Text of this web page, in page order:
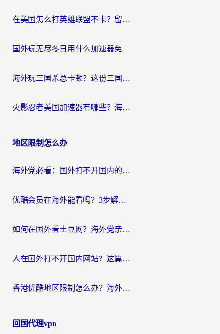
在美国怎么打英雄联盟不卡？留学生亲测的国服游戏加速全攻略
国外玩无尽冬日用什么加速器免费？海外党国服游戏加速避坑指南
海外玩三国杀总卡顿？这份三国杀游戏加速器指南帮你告别延迟烦恼
火影忍者美国加速器有哪些？海外党亲测的国服游戏加速全攻略（含菲律宾玩三国之刃守望黎明技巧）
地区限制怎么办
海外党必看：国外打不开国内的app怎么办？3步解决你的乡愁
优酷会员在海外能看吗？3步解决海外追剧难题，附实测好用加速器推荐
如何在国外看土豆网？海外党亲测有效的追剧加速器选择指南
人在国外打不开国内网站？这篇攻略帮你无缝解锁国内资源（附交管12123使用技巧）
香港优酷地区限制怎么办？海外党亲测有效的追剧解决方案
回国代理vpn